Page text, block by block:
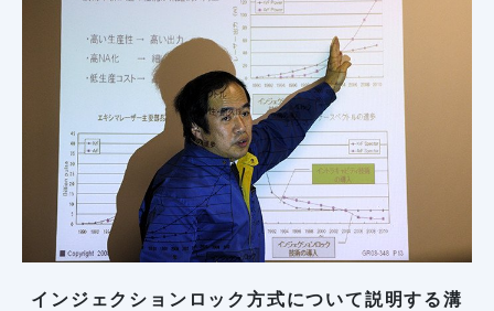
インジェクションロック方式について説明する溝